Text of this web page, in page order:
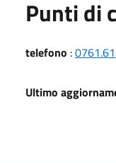
Punti di
telefono :
Ultimo